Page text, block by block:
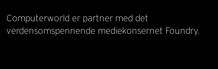
Computerworld er partner med det
verdensomspennende mediekonsernet Foundry.